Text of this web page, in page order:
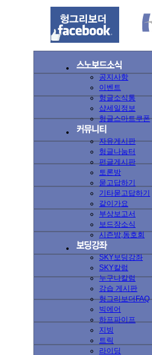
공지사항
이벤트
헝글소식통
샵세일정보
헝글스마트쿠폰
자유게시판
헝글나눔터
펀글게시판
토론방
묻고답하기
기타묻고답하기
같이가요
부상보고서
보드장소식
시즌방,동호회
SKY보딩강좌
SKY칼럼
누구나칼럼
강습 게시판
헝그리보더FAQ
빅에어
하프파이프
지빙
트릭
라이딩